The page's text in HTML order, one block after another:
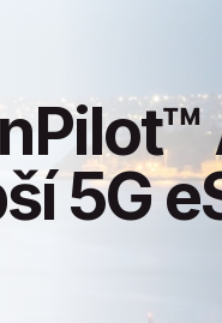
5G